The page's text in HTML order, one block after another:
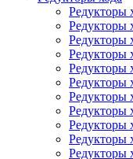
Редукторы
Редукторы
Редукторы
Редукторы
Редукторы
Редукторы
Редукторы
Редукторы
Редукторы
Редукторы
Редукторы